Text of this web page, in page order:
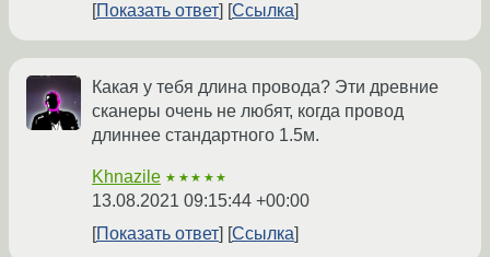
Показать ответ Ссылка
Какая у тебя длина провода? Эти древние
сканеры очень не любят, когда провод
длиннее стандартного 1.5м.
Khnazile ★★★★★
13.08.2021 09:15:44 +00:00
Показать ответ
Ссылка